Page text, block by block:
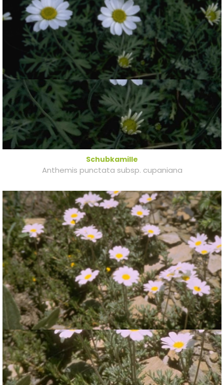
Schubkamille
Anthemis punctata subsp. cupaniana